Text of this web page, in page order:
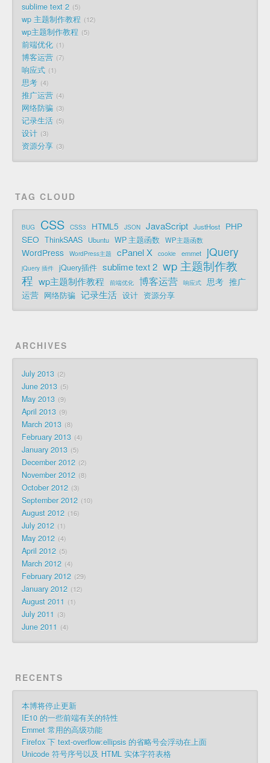
sublime text 2 5
wp 主题制作教程 12
wp主题制作教程 5
前端优化 1
博客运营 7
响应式 1
思考 4
推广运营 4
网络防骗 3
记录生活 5
设计 3
资源分享 3
TAG CLOUD
BUG CSS CSS3 HTML5 JSON JavaScript JustHost
PHP
SEO ThinkSAAS Ubuntu WP 主题函数 WP主题函数
WordPress WordPress主题 cPanel X cookie emmet jQuery
jQuery 插件 jQuery插件 sublime text 2 wp 主题制作教
程 wp主题制作教程 前端优化 博客运营 响应式 思考 推广
运营 网络防骗 记录生活 设计 资源分享
ARCHIVES
July 2013 2
June 2013 5
May 2013 9
April 2013 9
March 2013 8
February 2013 4
January 2013 5
December 2012 2
November 2012 8
October 2012 3
September 2012 10
August 2012 16
July 2012 1
May 2012 4
April 2012 5
March 2012 4
February 2012 29
January 2012 12
August 2011 1
July 2011 3
June 2011 4
RECENTS
本博将停止更新
IE10 的一些前端有关的特性
Emmet 常用的高级功能
Firefox 下 text-overflow:ellipsis 的省略号会浮动在上面
Unicode 符号序号以及 HTML 实体字符表格